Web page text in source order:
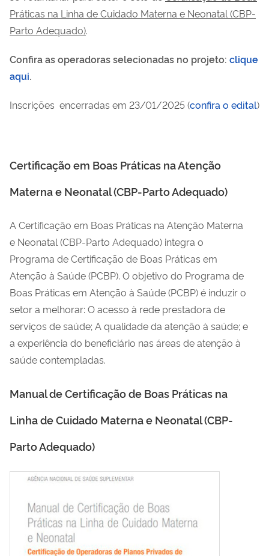
Práticas na Linha de Cuidado Materna e Neonatal (CBP-
Parto Adequado).
Confira as operadoras selecionadas no projeto: clique
aqui.
Inscrições encerradas em 23/01/2025 (confira o edital)
Certificação em Boas Práticas na Atenção
Materna e Neonatal (CBP-Parto Adequado)
A Certificação em Boas Práticas na Atenção Materna
e Neonatal (CBP-Parto Adequado) integra o
Programa de Certificação de Boas Práticas em
Atenção à Saúde (PCBP). O objetivo do Programa de
Boas Práticas em Atenção à Saúde (PCBP) é induzir o
setor a melhorar: O acesso à rede prestadora de
serviços de saúde; A qualidade da atenção à saúde; e
a experiência do beneficiário nas áreas de atenção à
saúde contempladas.
Manual de Certificação de Boas Práticas na
Linha de Cuidado Materna e Neonatal (CBP-
Parto Adequado)